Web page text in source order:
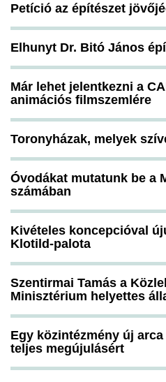
Petíció az építészet
Elhunyt Dr. Bitó János
Már lehet jelentkezni a
animációs filmszemlére
Toronyházak, melyek
Óvodákat mutatunk be a
számában
Kivételes koncepcióval
Klotild-palota
Szentirmai Tamás a
Minisztérium helyettes
Egy közintézmény új
teljes megújulásért